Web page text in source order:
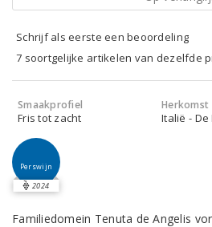
Schrijf als eerste een beoordeling
7 soortgelijke artikelen van dezelfde
Smaakprofiel
Fris tot zacht
Herkomst
Italië -
Perswijn
2024
Familiedomein Tenuta de Angelis